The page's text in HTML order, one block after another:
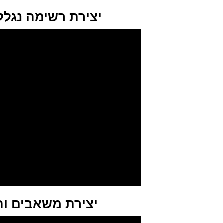
יצירת רשימה
יצירת משאבים